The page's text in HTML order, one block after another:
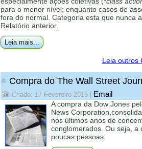
para o menor nível; enquanto casos de
fora do normal. Categoria esta que nunca
Relatório anterior.
Leia mais...
Leia outros
Compra do The Wall Street
Criado: 17 Fevereiro 2015 Email
A compra da Dow Jones
News
nos últimos anos de
conglomerados. Ou seja, a
poucas pessoas.